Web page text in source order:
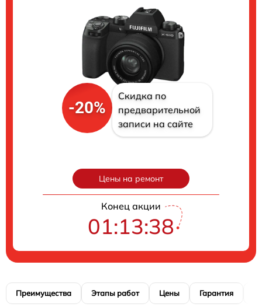
-20%
Скидка по
предварительной
записи на сайте
Цены на ремонт
Конец акции
01:13:37
Преимущества Этапы работ Цены Гарантия